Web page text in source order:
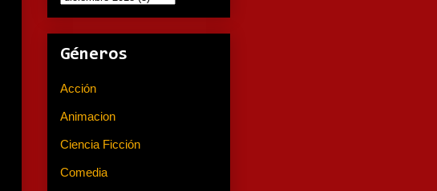
Géneros
Acción
Animacion
Ciencia Ficción
Comedia